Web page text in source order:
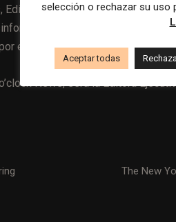
de Análisis, y Marianna
del Servicio Mundial; el
el Usuario (UGC, por sus siglas
News, será la Editora
The New
selección o rechazar su uso
Aceptar todas